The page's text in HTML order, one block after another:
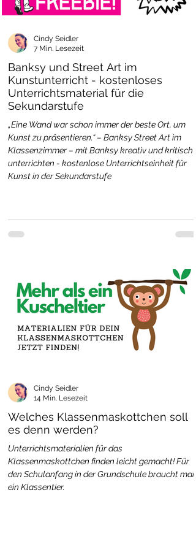
Banksy und Street Art im
Kunstunterricht - kostenloses
Unterrichtsmaterial für die
Sekundarstufe
„Eine Wand war schon immer der beste Ort, um
Kunst zu präsentieren.“ – Banksy Street Art im
Klassenzimmer – mit Banksy kreativ und kritisch
unterrichten - kostenlose Unterrichtseinheit für
Kunst in der Sekundarstufe
Cindy Seidler
7 Min. Lesezeit
Welches Klassenmaskottchen soll
es denn werden?
Unterrichtsmaterialien für das
Klassenmaskottchen finden leicht gemacht! Für
den Schulanfang in der Grundschule braucht man
ein Klassentier.
Cindy Seidler
14 Min. Lesezeit